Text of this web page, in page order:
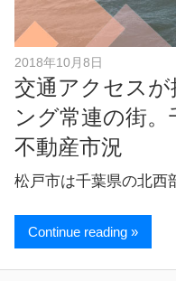
2018年10月8日
交通アクセス
ング常連の街。
不動産市況
松戸市は千葉県の北西
Continue reading »